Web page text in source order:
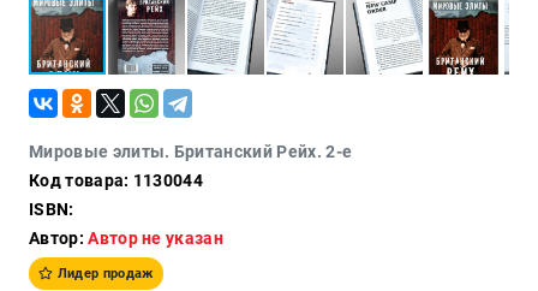
Мировые элиты. Британский Рейх. 2-е
Код товара: 1130044
ISBN:
Автор:Автор не указан
Лидер продаж
Публицистика
Коллекционные
издания
Тайное и
непознанное
Образ
жизни